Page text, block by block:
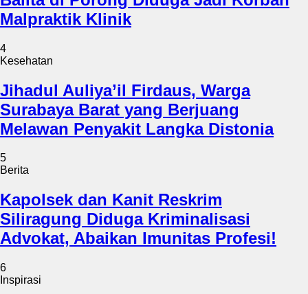
Malpraktik Klinik
4
Kesehatan
Jihadul Auliya’il Firdaus, Warga
Surabaya Barat yang Berjuang
Melawan Penyakit Langka Distonia
5
Berita
Kapolsek dan Kanit Reskrim
Siliragung Diduga Kriminalisasi
Advokat, Abaikan Imunitas Profesi!
6
Inspirasi